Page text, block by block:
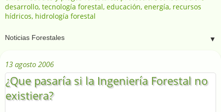
desarrollo, tecnología forestal, educación, energía, recursos
hídricos, hidrología forestal
▼
13 agosto 2006
¿Que pasaría si la Ingeniería Forestal no
existiera?